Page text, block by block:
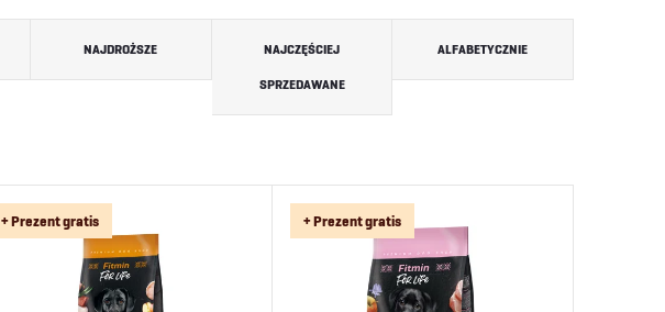
NAJDROŻSZE NAJCZĘŚCIEJ
SPRZEDAWANE
ALFABETYCZNIE
+ Prezent gratis + Prezent gratis